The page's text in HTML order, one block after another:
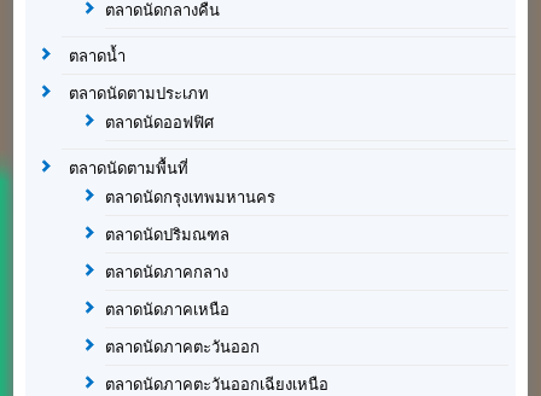
ตลาดนัดกลางคืน
ตลาดน้ำ
ตลาดนัดตามประเภท
ตลาดนัดออฟฟิศ
ตลาดนัดตามพื้นที่
ตลาดนัดกรุงเทพมหานคร
ตลาดนัดปริมณฑล
ตลาดนัดภาคกลาง
ตลาดนัดภาคเหนือ
ตลาดนัดภาคตะวันออก
ตลาดนัดภาคตะวันออกเฉียงเหนือ